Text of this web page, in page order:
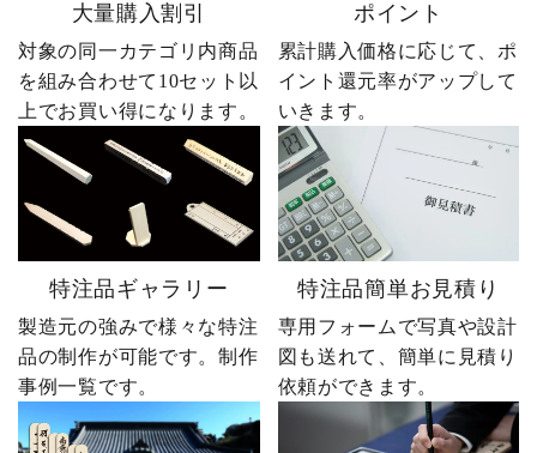
大量購入割引
対象の同一カテゴリ内商品
を組み合わせて10セット以
上でお買い得になります。
ポイント
累計購入価格に応じて、ポ
イント還元率がアップして
いきます。
特注品ギャラリー
製造元の強みで様々な特注
品の制作が可能です。制作
事例一覧です。
特注品簡単お見積り
専用フォームで写真や設計
図も送れて、簡単に見積り
依頼ができます。